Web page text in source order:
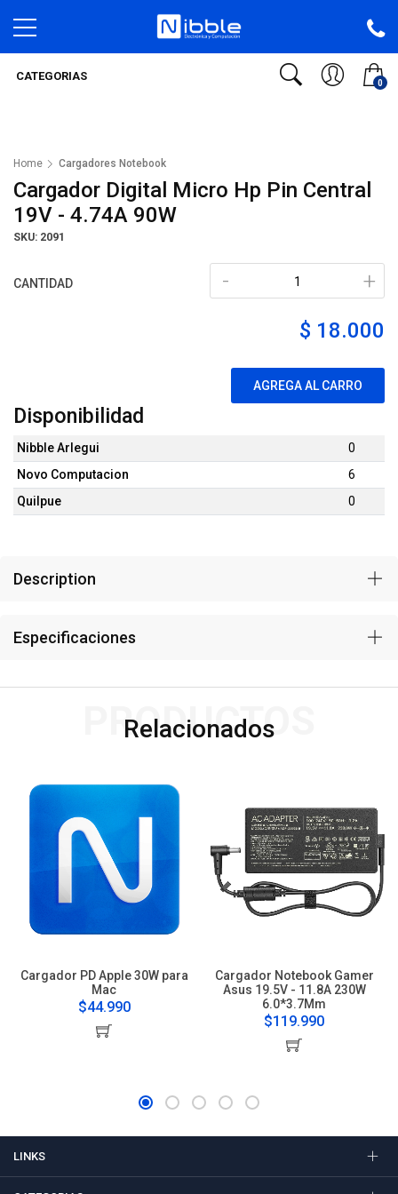
0
CATEGORIAS
Home Cargadores Notebook
Cargador Digital Micro Hp Pin Central
19V - 4.74A 90W
SKU: 2091
CANTIDAD +
-
$ 18.000
AGREGA AL CARRO
Disponibilidad
Nibble Arlegui
0
Novo Computacion
6
Quilpue
0
Description
Especificaciones
Relacionados
PRODUCTOS
Cargador PD Apple 30W para
Mac
$44.990
Cargador Notebook Gamer
Asus 19.5V - 11.8A 230W
6.0*3.7Mm
$119.990
LINKS